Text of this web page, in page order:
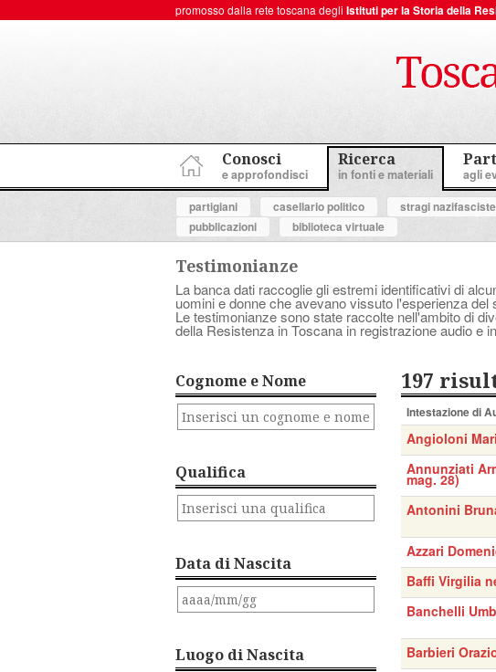
promosso dalla rete toscana degli Istituti per la Storia della
Conosci
e approfondisci
Ricerca
in fonti e materiali agli
partigiani
casellario politico stragi nazifasciste
pubblicazioni
biblioteca virtuale
Testimonianze
La banca dati raccoglie gli estremi identificativi di
uomini e donne che avevano vissuto l'esperienza
Le testimonianze sono state raccolte nell'ambito di
della Resistenza in Toscana in registrazione audio e
Cognome e Nome
Qualifica
Data di Nascita
Luogo di Nascita
197
Intestazione di
Angioloni
Annunziati
mag. 28)
Antonini
Azzari
Baffi Virgilia
Banchelli
Barbieri